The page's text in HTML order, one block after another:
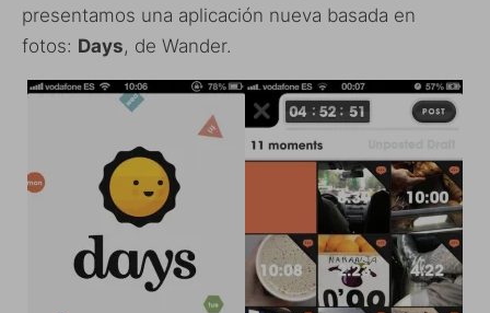
presentamos una aplicación nueva basada en
fotos: Days, de Wander.